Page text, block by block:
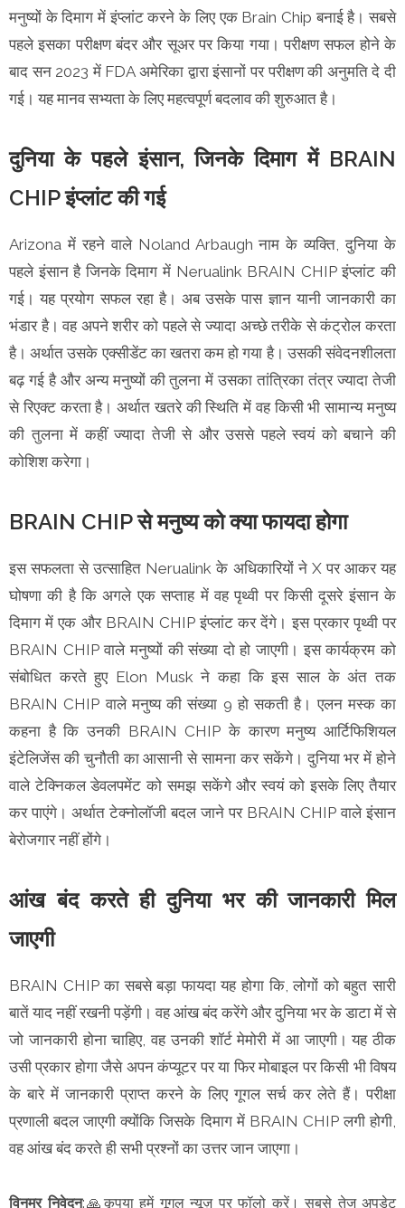
मनुष्यों के दिमाग में इंप्लांट करने के लिए एक Brain Chip बनाई है। सबसे
पहले इसका परीक्षण बंदर और सूअर पर किया गया। परीक्षण सफल होने के
बाद सन 2023 में FDA अमेरिका द्वारा इंसानों पर परीक्षण की अनुमति दे दी
गई। यह मानव सभ्यता के लिए महत्वपूर्ण बदलाव की शुरुआत है।
दुनिया के पहले इंसान, जिनके दिमाग में BRAIN
CHIP इंप्लांट की गई
Arizona में रहने वाले Noland Arbaugh नाम के व्यक्ति, दुनिया के
पहले इंसान है जिनके दिमाग में Nerualink BRAIN CHIP इंप्लांट की
गई। यह प्रयोग सफल रहा है। अब उसके पास ज्ञान यानी जानकारी का
भंडार है। वह अपने शरीर को पहले से ज्यादा अच्छे तरीके से कंट्रोल करता
है। अर्थात उसके एक्सीडेंट का खतरा कम हो गया है। उसकी संवेदनशीलता
बढ़ गई है और अन्य मनुष्यों की तुलना में उसका तांत्रिका तंत्र ज्यादा तेजी
से रिएक्ट करता है। अर्थात खतरे की स्थिति में वह किसी भी सामान्य मनुष्य
की तुलना में कहीं ज्यादा तेजी से और उससे पहले स्वयं को बचाने की
कोशिश करेगा।
BRAIN CHIP से मनुष्य को क्या फायदा होगा
इस सफलता से उत्साहित Nerualink के अधिकारियों ने X पर आकर यह
घोषणा की है कि अगले एक सप्ताह में वह पृथ्वी पर किसी दूसरे इंसान के
दिमाग में एक और BRAIN CHIP इंप्लांट कर देंगे। इस प्रकार पृथ्वी पर
BRAIN CHIP वाले मनुष्यों की संख्या दो हो जाएगी। इस कार्यक्रम को
संबोधित करते हुए Elon Musk ने कहा कि इस साल के अंत तक
BRAIN CHIP वाले मनुष्य की संख्या 9 हो सकती है। एलन मस्क का
कहना है कि उनकी BRAIN CHIP के कारण मनुष्य आर्टिफिशियल
इंटेलिजेंस की चुनौती का आसानी से सामना कर सकेंगे। दुनिया भर में होने
वाले टेक्निकल डेवलपमेंट को समझ सकेंगे और स्वयं को इसके लिए तैयार
कर पाएंगे। अर्थात टेक्नोलॉजी बदल जाने पर BRAIN CHIP वाले इंसान
बेरोजगार नहीं होंगे।
आंख बंद करते ही दुनिया भर की जानकारी मिल
जाएगी
BRAIN CHIP का सबसे बड़ा फायदा यह होगा कि, लोगों को बहुत सारी
बातें याद नहीं रखनी पड़ेंगी। वह आंख बंद करेंगे और दुनिया भर के डाटा में से
जो जानकारी होना चाहिए, वह उनकी शॉर्ट मेमोरी में आ जाएगी। यह ठीक
उसी प्रकार होगा जैसे अपन कंप्यूटर पर या फिर मोबाइल पर किसी भी विषय
के बारे में जानकारी प्राप्त करने के लिए गूगल सर्च कर लेते हैं। परीक्षा
प्रणाली बदल जाएगी क्योंकि जिसके दिमाग में BRAIN CHIP लगी होगी,
वह आंख बंद करते ही सभी प्रश्नों का उत्तर जान जाएगा।
विनम्र निवेदन:🙏कृपया हमें गूगल न्यूज़ पर फॉलो करें। सबसे तेज अपडेट